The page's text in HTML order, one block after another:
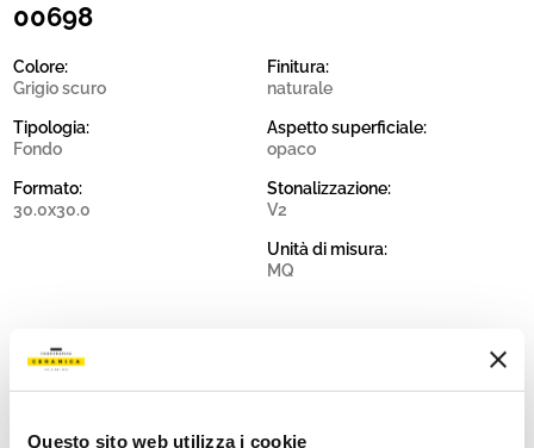
Questo sito web utilizza i cookie
00698
Colore:
Grigio scuro
Tipologia:
Fondo
Formato:
30.0x30.0
Finitura:
naturale
Aspetto superficiale:
opaco
Stonalizzazione:
V2
Unità di misura:
MQ